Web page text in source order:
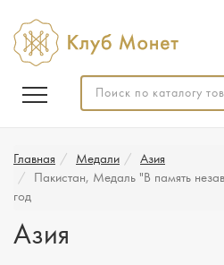
Главная Медали
Азия
Пакистан, Медаль "В память
год
Азия